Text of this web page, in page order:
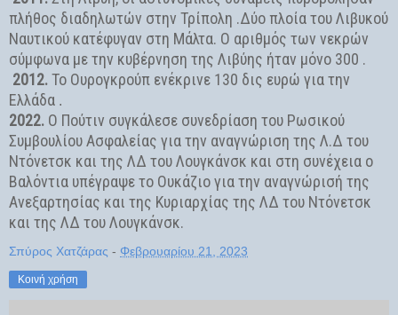
πλήθος διαδηλωτών στην Τρίπολη .Δύο πλοία του Λιβυκού
Ναυτικού κατέφυγαν στη Μάλτα. Ο αριθμός των νεκρών
σύμφωνα με την κυβέρνηση της Λιβύης ήταν μόνο 300 .
2012.Το Ουρογκρούπ ενέκρινε 130 δις ευρώ για την
Ελλάδα .
2022. Ο Πούτιν συγκάλεσε συνεδρίαση του Ρωσικού
Συμβουλίου Ασφαλείας για την αναγνώριση της Λ.Δ του
Ντόνετσκ και της ΛΔ του Λουγκάνσκ και στη συνέχεια ο
Βαλόντια υπέγραψε το Ουκάζιο για την αναγνώρισή της
Ανεξαρτησίας και της Κυριαρχίας της ΛΔ του Ντόνετσκ
και της ΛΔ του Λουγκάνσκ.
Σπύρος Χατζάρας - Φεβρουαρίου 21, 2023
Κοινή χρήση